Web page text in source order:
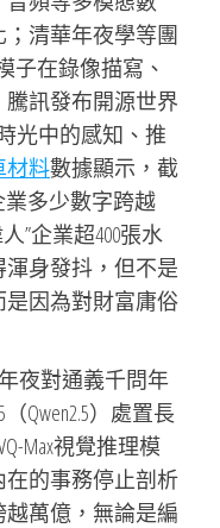
清華年夜學等團
子在錄像描寫、
訊發布開源世界
光中的感知、推
材料數據顯示，截
業多少數字跨越
”企業超400張水
身發抖，但不是
是因為對財富庸俗
夜對通義千問年
Qwen2.5）處置長
Max視覺推理模
的事務停止剖析
越萬億，無論是編